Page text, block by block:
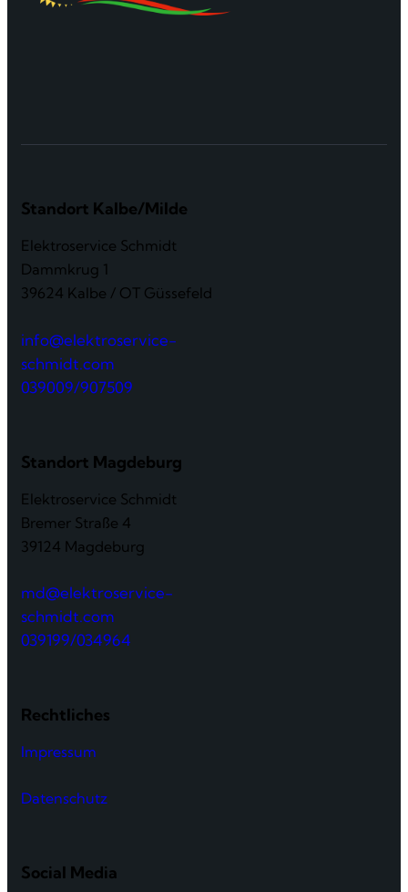
Standort Kalbe/Milde
Elektroservice Schmidt
Dammkrug 1
39624 Kalbe / OT Güssefeld
info@elektroservice-
schmidt.com
039009/907509
Standort Magdeburg
Elektroservice Schmidt
Bremer Straße 4
39124 Magdeburg
md@elektroservice-
schmidt.com
039199/034964
Rechtliches
Impressum
Datenschutz
Social Media